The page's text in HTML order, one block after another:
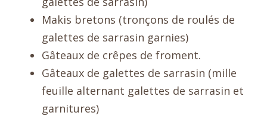
Makis bretons (tronçons de roulés de
galettes de sarrasin garnies)
Gâteaux de crêpes de froment.
Gâteaux de galettes de sarrasin (mille
feuille alternant galettes de sarrasin et
garnitures)